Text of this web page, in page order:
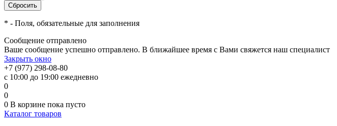
* - Поля, обязательные для заполнения
Сообщение отправлено
Ваше сообщение успешно отправлено. В ближайшее время с Вами свяжется наш специалист
Закрыть окно
+7 (977) 298-08-80
с 10:00 до 19:00 ежедневно
0
0
0 В корзине пока пусто
Каталог товаров